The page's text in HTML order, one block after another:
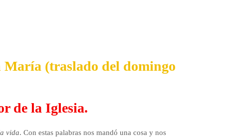
María (traslado del domingo
de la Iglesia.
vida. Con estas palabras nos mandó una cosa y nos